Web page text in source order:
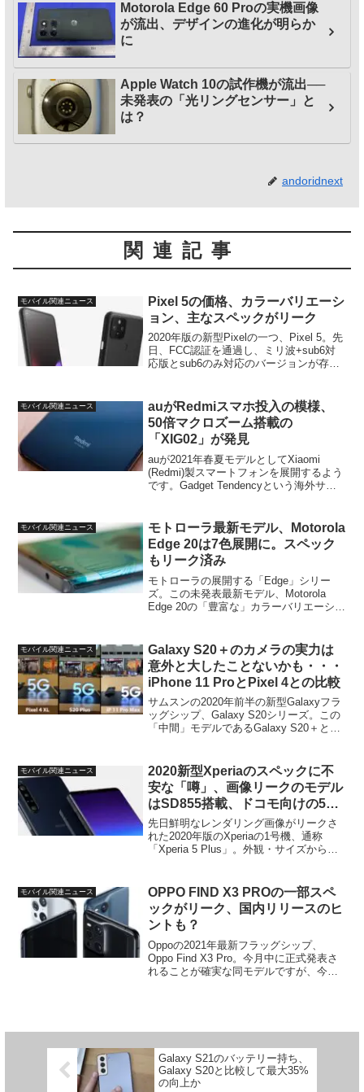
Motorola Edge 60 Proの実機画像
が流出、デザインの進化が明らか
に
Apple Watch 10の試作機が流出──
未発表の「光リングセンサー」と
は？
andoridnext
関連記事
モバイル関連ニュース
Pixel 5の価格、カラーバリエーシ
ョン、主なスペックがリーク
2020年版の新型Pixelの一つ、Pixel 5。先
日、FCC認証を通過し、ミリ波+sub6対
応版とsub6のみ対応のバージョンが存在
について今回、価格、カラ...
モバイル関連ニュース
auがRedmiスマホ投入の模様、
50倍マクロズーム搭載の
「XIG02」が発見
auが2021年春夏モデルとしてXiaomi
(Redmi)製スマートフォンを展開するよう
です。Gadget Tendencyという海外サイ
の正体は不明ですが...
モバイル関連ニュース
モトローラ最新モデル、Motorola
Edge 20は7色展開に。スペック
もリーク済み
モトローラの展開する「Edge」シリー
ズ。この未発表最新モデル、Motorola
Edge 20の「豊富な」カラーバリエーショ
ものなので、今回の情報も信ぴょ...
モバイル関連ニュース
Galaxy S20＋のカメラの実力は
意外と大したことないかも・・・
iPhone 11 ProとPixel 4との比較
サムスンの2020年前半の新型Galaxyフラ
ッグシップ、Galaxy S20シリーズ。この
「中間」モデルであるGalaxy S20＋と
ナ...
モバイル関連ニュース
2020新型Xperiaのスペックに不
安な「噂」、画像リークのモデル
はSD855搭載、ドコモ向けの5G
モデル?
先日鮮明なレンダリング画像がリークさ
れた2020年版のXperiaの1号機、通称
「Xperia 5 Plus」。外観・サイズからす
「X...
モバイル関連ニュース
OPPO FIND X3 PROの一部スペ
ックがリーク、国内リリースのヒ
ントも？
Oppoの2021年最新フラッグシップ、
Oppo Find X3 Pro。今月中に正式発表さ
れることが確実な同モデルですが、今
Galaxy S21のバッテリー持ち、
Galaxy S20と比較して最大35%
の向上か